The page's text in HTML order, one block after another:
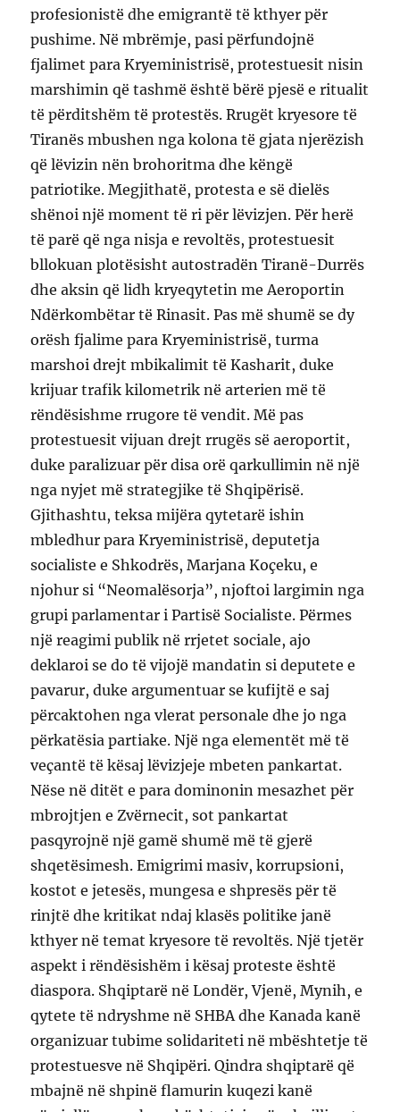
profesionistë dhe emigrantë të kthyer për
pushime. Në mbrëmje, pasi përfundojnë
fjalimet para Kryeministrisë, protestuesit nisin
marshimin që tashmë është bërë pjesë e ritualit
të përditshëm të protestës. Rrugët kryesore të
Tiranës mbushen nga kolona të gjata njerëzish
që lëvizin nën brohoritma dhe këngë
patriotike. Megjithatë, protesta e së dielës
shënoi një moment të ri për lëvizjen. Për herë
të parë që nga nisja e revoltës, protestuesit
bllokuan plotësisht autostradën Tiranë-Durrës
dhe aksin që lidh kryeqytetin me Aeroportin
Ndërkombëtar të Rinasit. Pas më shumë se dy
orësh fjalime para Kryeministrisë, turma
marshoi drejt mbikalimit të Kasharit, duke
krijuar trafik kilometrik në arterien më të
rëndësishme rrugore të vendit. Më pas
protestuesit vijuan drejt rrugës së aeroportit,
duke paralizuar për disa orë qarkullimin në një
nga nyjet më strategjike të Shqipërisë.
Gjithashtu, teksa mijëra qytetarë ishin
mbledhur para Kryeministrisë, deputetja
socialiste e Shkodrës, Marjana Koçeku, e
njohur si “Neomalësorja”, njoftoi largimin nga
grupi parlamentar i Partisë Socialiste. Përmes
një reagimi publik në rrjetet sociale, ajo
deklaroi se do të vijojë mandatin si deputete e
pavarur, duke argumentuar se kufijtë e saj
përcaktohen nga vlerat personale dhe jo nga
përkatësia partiake. Një nga elementët më të
veçantë të kësaj lëvizjeje mbeten pankartat.
Nëse në ditët e para dominonin mesazhet për
mbrojtjen e Zvërnecit, sot pankartat
pasqyrojnë një gamë shumë më të gjerë
shqetësimesh. Emigrimi masiv, korrupsioni,
kostot e jetesës, mungesa e shpresës për të
rinjtë dhe kritikat ndaj klasës politike janë
kthyer në temat kryesore të revoltës. Një tjetër
aspekt i rëndësishëm i kësaj proteste është
diaspora. Shqiptarë në Londër, Vjenë, Mynih, e
qytete të ndryshme në SHBA dhe Kanada kanë
organizuar tubime solidariteti në mbështetje të
protestuesve në Shqipëri. Qindra shqiptarë që
mbajnë në shpinë flamurin kuqezi kanë